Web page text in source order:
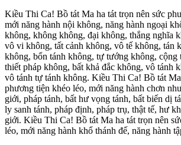
Kiều Thi Ca! Bồ tát Ma ha tát trọn nên sức
mới năng hành nội không, năng hành ngoại
không, không không, đại không, thắng nghĩa
vô vi không, tất cảnh không, vô tế không, tán
không, bổn tánh không, tự tướng không, cộng
thiết pháp không, bất khả đắc không, vô tánh
vô tánh tự tánh không. Kiều Thi Ca! Bồ tát
phương tiện khéo léo, mới năng hành chơn
giới, pháp tánh, bất hư vọng tánh, bất biến dị
ly sanh tánh, pháp định, pháp trụ, thật tế, hư
giới. Kiều Thi Ca! Bồ tát Ma ha tát trọn nên
léo, mới năng hành khổ thánh đế, năng hành